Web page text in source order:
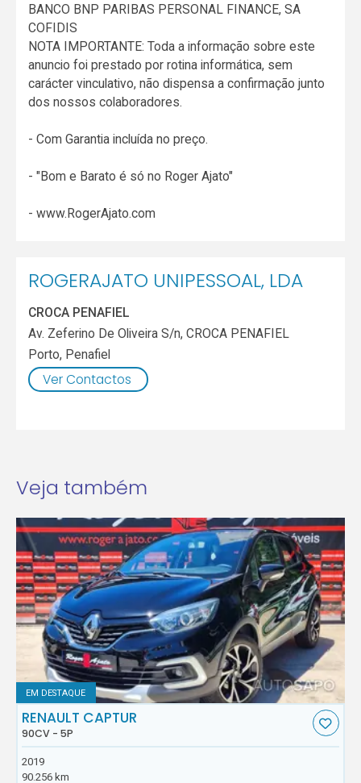
BANCO BNP PARIBAS PERSONAL FINANCE, SA
COFIDIS
NOTA IMPORTANTE: Toda a informação sobre este
anuncio foi prestado por rotina informática, sem
carácter vinculativo, não dispensa a confirmação junto
dos nossos colaboradores.
- Com Garantia incluída no preço.
- "Bom e Barato é só no Roger Ajato"
- www.RogerAjato.com
ROGERAJATO UNIPESSOAL, LDA
CROCA PENAFIEL
Av. Zeferino De Oliveira S/n, CROCA PENAFIEL
Porto, Penafiel
Ver Contactos
Veja também
EM DESTAQUE
RENAULT CAPTUR
90CV - 5P
2019
90.256 km